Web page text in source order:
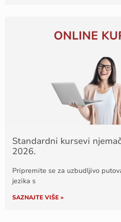
Standardni kursevi
2026.
Pripremite se za uzbudljivo
jezika s
SAZNAJTE VIŠE »